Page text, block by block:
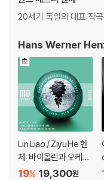
20세기 독일의 대표 작
Hans Werner
Lin Liao / Ziyu He 헨
체: 바이올린과 오케스
트라를 위한 콘체르트
19,300원
19%